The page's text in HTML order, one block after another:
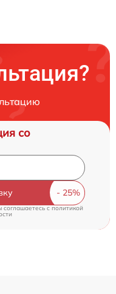
со
соглашаетесь cполитикой